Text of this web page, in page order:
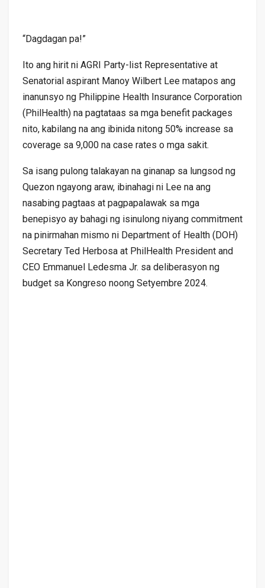
“Dagdagan pa!”
Ito ang hirit ni AGRI Party-list Representative at
Senatorial aspirant Manoy Wilbert Lee matapos ang
inanunsyo ng Philippine Health Insurance Corporation
(PhilHealth) na pagtataas sa mga benefit packages
nito, kabilang na ang ibinida nitong 50% increase sa
coverage sa 9,000 na case rates o mga sakit.
Sa isang pulong talakayan na ginanap sa lungsod ng
Quezon ngayong araw, ibinahagi ni Lee na ang
nasabing pagtaas at pagpapalawak sa mga
benepisyo ay bahagi ng isinulong niyang commitment
na pinirmahan mismo ni Department of Health (DOH)
Secretary Ted Herbosa at PhilHealth President and
CEO Emmanuel Ledesma Jr. sa deliberasyon ng
budget sa Kongreso noong Setyembre 2024.